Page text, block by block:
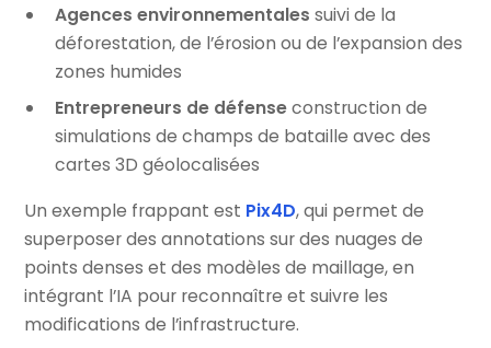
Agences environnementales suivi de la
déforestation, de l’érosion ou de l’expansion des
zones humides
Entrepreneurs de défenseconstruction de
simulations de champs de bataille avec des
cartes 3D géolocalisées
Un exemple frappant est Pix4D, qui permet de
superposer des annotations sur des nuages de
points denses et des modèles de maillage, en
intégrant l’IA pour reconnaître et suivre les
modifications de l’infrastructure.